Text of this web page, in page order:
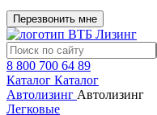
Перезвонить мне
8 800 700 64 89
Каталог Каталог
Автолизинг Автолизинг
Легковые